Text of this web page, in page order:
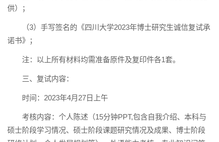
供）；
（3）手写签名的《四川大学2023年博士研究生诚信复试承
诺书》；
注：以上所有材料均需准备原件及复印件各1套。
三、复试内容：
时间：2023年4月27日上午
考核内容：个人陈述（15分钟PPT,包含自我介绍、本科与
硕士阶段学习情况、硕士阶段课题研究情况及成果、博士阶段